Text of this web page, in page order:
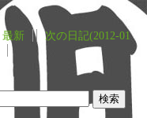
最新
次の日記(2012-01